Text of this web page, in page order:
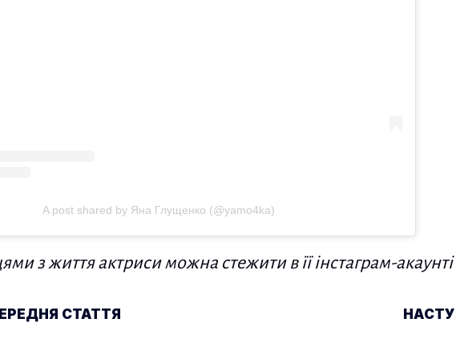
A post shared by Яна Глущенко (@yamo4ka)
з життя актриси можна стежити в її інстаграм-акаунті
по публікаціям
СТАТТЯ